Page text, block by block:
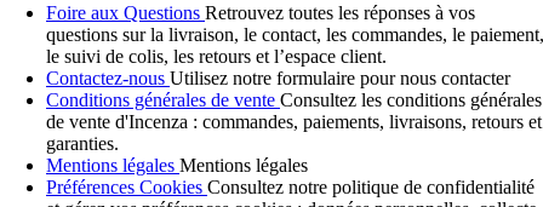
Foire aux Questions Retrouvez toutes les réponses à vos
questions sur la livraison, le contact, les commandes, le paiement,
le suivi de colis, les retours et l’espace client.
Contactez-nous Utilisez notre formulaire pour nous contacter
Conditions générales de vente Consultez les conditions générales
de vente d'Incenza : commandes, paiements, livraisons, retours et
garanties.
Mentions légales Mentions légales
Préférences Cookies Consultez notre politique de confidentialité